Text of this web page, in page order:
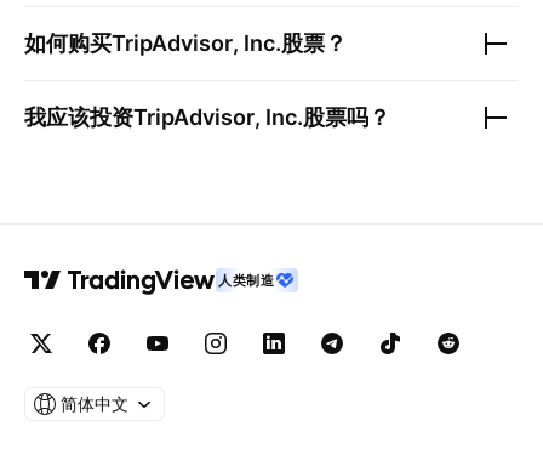
如何购买TripAdvisor, Inc.股票？
我应该投资TripAdvisor, Inc.股票吗？
人类制造
简体中文